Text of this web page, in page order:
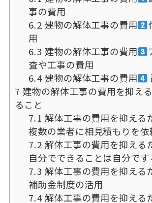
事の費用
6.2 建物の解体工事の費用
用
6.3 建物の解体工事の費用
査や工事の費用
6.4建物の解体工事の費用
7 建物の解体工事の費用を抑え
ること
7.1 解体工事の費用を抑える
複数の業者に相見積もりを依
7.2 解体工事の費用を抑える
自分でできることは自分です
7.3 解体工事の費用を抑える
補助金制度の活用
7.4解体工事の費用を抑える